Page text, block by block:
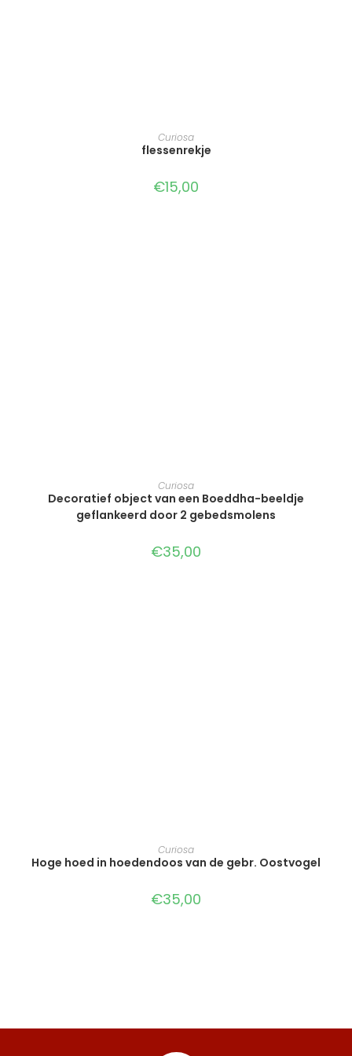
TOEVOEGEN AAN WINKELWAGEN
Curiosa
flessenrekje
€15,00
TOEVOEGEN AAN WINKELWAGEN
Curiosa
Decoratief object van een Boeddha-beeldje
geflankeerd door 2 gebedsmolens
€35,00
TOEVOEGEN AAN WINKELWAGEN
Curiosa
Hoge hoed in hoedendoos van de gebr. Oostvogel
€35,00